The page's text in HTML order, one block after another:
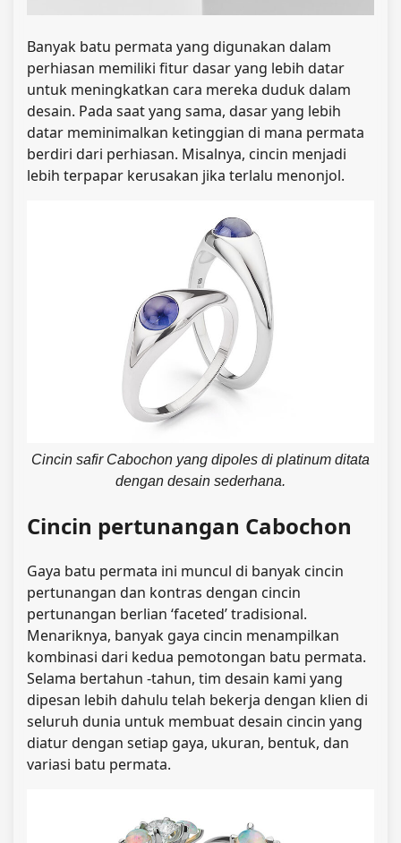
Banyak batu permata yang digunakan dalam
perhiasan memiliki fitur dasar yang lebih datar
untuk meningkatkan cara mereka duduk dalam
desain. Pada saat yang sama, dasar yang lebih
datar meminimalkan ketinggian di mana permata
berdiri dari perhiasan. Misalnya, cincin menjadi
lebih terpapar kerusakan jika terlalu menonjol.
Cincin safir Cabochon yang dipoles di platinum ditata
dengan desain sederhana.
Cincin pertunangan Cabochon
Gaya batu permata ini muncul di banyak cincin
pertunangan dan kontras dengan cincin
pertunangan berlian ‘faceted’ tradisional.
Menariknya, banyak gaya cincin menampilkan
kombinasi dari kedua pemotongan batu permata.
Selama bertahun -tahun, tim desain kami yang
dipesan lebih dahulu telah bekerja dengan klien di
seluruh dunia untuk membuat desain cincin yang
diatur dengan setiap gaya, ukuran, bentuk, dan
variasi batu permata.